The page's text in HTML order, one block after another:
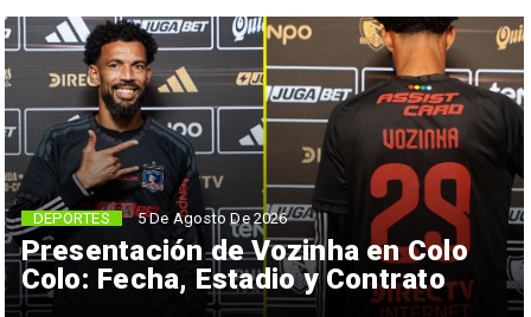
Presentación de Vozinha en Colo
Colo: Fecha, Estadio y Contrato
DEPORTES 5 De Agosto De 2026